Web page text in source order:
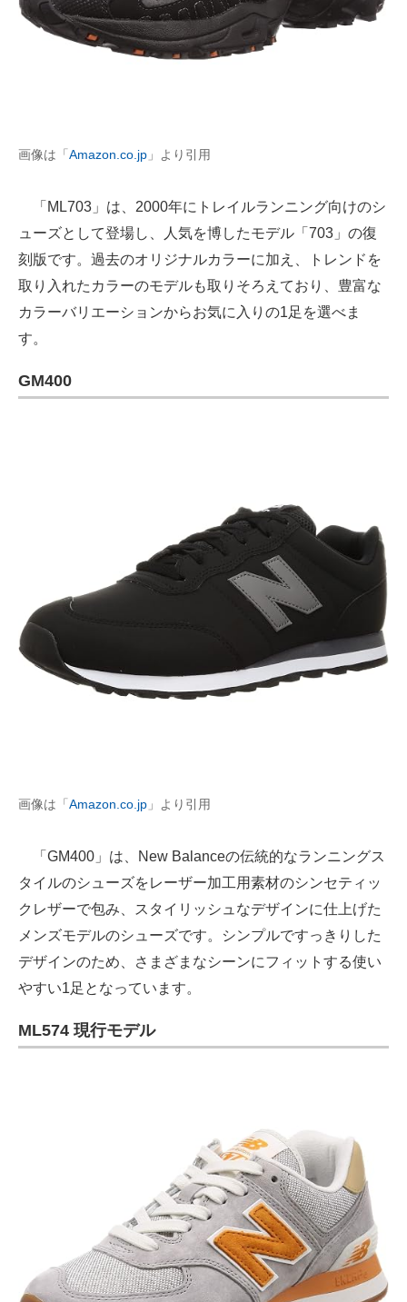
画像は「 Amazon.co.jp 」より引用
「ML703」は、2000年にトレイルランニング向けのシ
ューズとして登場し、人気を博したモデル「703」の復
刻版です。過去のオリジナルカラーに加え、トレンドを
取り入れたカラーのモデルも取りそろえており、豊富な
カラーバリエーションからお気に入りの1足を選べま
す。
GM400
画像は「 Amazon.co.jp 」より引用
「GM400」は、New Balanceの伝統的なランニングス
タイルのシューズをレーザー加工用素材のシンセティッ
クレザーで包み、スタイリッシュなデザインに仕上げた
メンズモデルのシューズです。シンプルですっきりした
デザインのため、さまざまなシーンにフィットする使い
やすい1足となっています。
ML574 現行モデル